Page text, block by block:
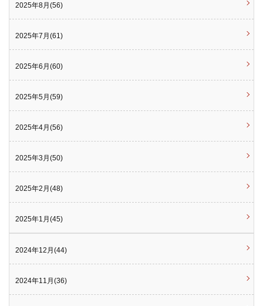
2025年8月(56)
2025年7月(61)
2025年6月(60)
2025年5月(59)
2025年4月(56)
2025年3月(50)
2025年2月(48)
2025年1月(45)
2024年12月(44)
2024年11月(36)